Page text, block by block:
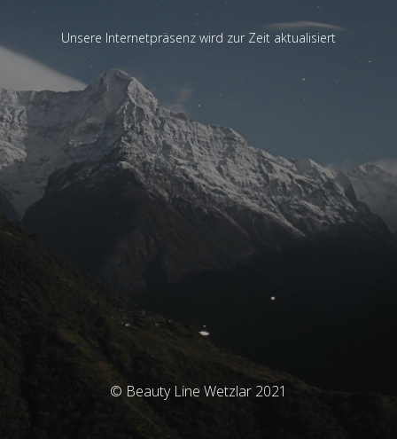
Unsere Internetpräsenz wird zur Zeit aktualisiert
© Beauty Line Wetzlar 2021